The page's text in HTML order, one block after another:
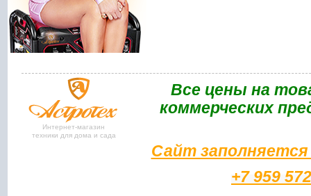
Интернет-магазин
техники для дома и сада
Bce цены на
коммерческих
Сайт
+7 959